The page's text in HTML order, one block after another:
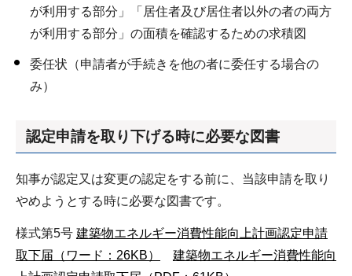
が利用する部分」「居住者及び居住者以外の者の両方
が利用する部分」の面積を確認するための求積図
委任状（申請者が手続きを他の者に委任する場合の
み）
認定申請を取り下げる時に必要な図書
知事が認定又は変更の認定をする前に、当該申請を取り
やめようとする時に必要な図書です。
様式第5号 建築物エネルギー消費性能向上計画認定申請
取下届（ワード：26KB）
建築物エネルギー消費性能向